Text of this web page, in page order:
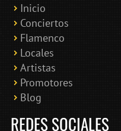
Inicio
Conciertos
Flamenco
Locales
Artistas
Promotores
Blog
REDES SOCIALES